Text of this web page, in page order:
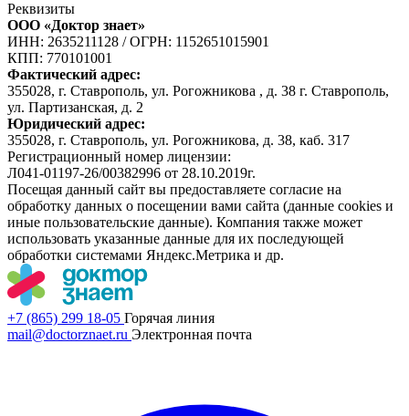
Реквизиты
ООО «Доктор знает»
ИНН: 2635211128 /ОГРН: 1152651015901
КПП: 770101001
Фактический адрес:
355028, г. Ставрополь, ул. Рогожникова , д. 38 г. Ставрополь,
ул. Партизанская, д. 2
Юридический адрес:
355028, г. Ставрополь, ул. Рогожникова, д. 38, каб. 317
Регистрационный номер лицензии:
Л041-01197-26/00382996 от 28.10.2019г.
Посещая данный сайт вы предоставляете согласие на
обработку данных о посещении вами сайта (данные cookies и
иные пользовательские данные). Компания также может
использовать указанные данные для их последующей
обработки системами Яндекс.Метрика и др.
+7 (865) 299 18-05 Горячая линия
mail@doctorznaet.ru Электронная почта